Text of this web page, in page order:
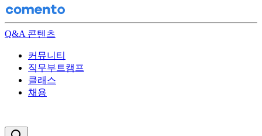
Q&A 콘텐츠
커뮤니티
직무부트캠프
클래스
채용